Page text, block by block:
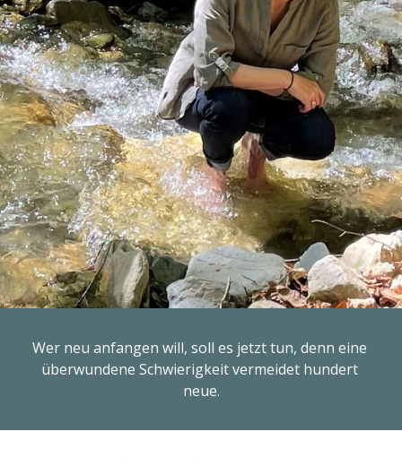
Wer neu anfangen will, soll es jetzt tun, denn eine
überwundene Schwierigkeit vermeidet hundert
neue.